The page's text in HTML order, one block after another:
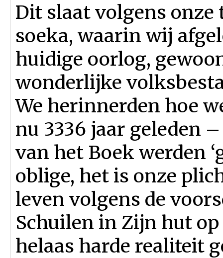
Dit slaat volgens
soeka, waarin wij
huidige oorlog,
wonderlijke
We herinnerden hoe
nu 3336 jaar geleden
van het Boek werden
oblige, het is onze
leven volgens de
Schuilen in Zijn hut
helaas harde realiteit